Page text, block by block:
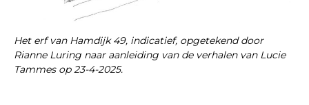
Het erf van Hamdijk 49, indicatief, opgetekend door
Rianne Luring naar aanleiding van de verhalen van Lucie
Tammes op 23-4-2025.